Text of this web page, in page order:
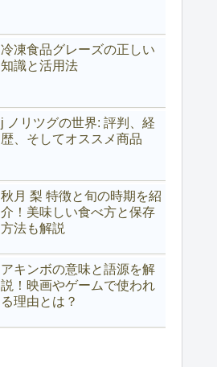
冷凍食品グレーズの正しい
知識と活用法
j ノリツグの世界: 評判、経
歴、そしてオススメ商品
秋月 梨 特徴と旬の時期を紹
介！美味しい食べ方と保存
方法も解説
アキンボの意味と語源を解
説！映画やゲームで使われ
る理由とは？